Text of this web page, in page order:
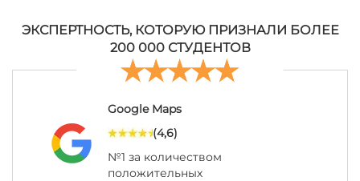
ЭКСПЕРТНОСТЬ, КОТОРУЮ ПРИЗНАЛИ БОЛЕЕ
200 000 СТУДЕНТОВ
Google Maps
(4,6)
№1 за количеством
положительных